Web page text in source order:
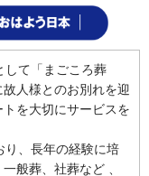
して「まごころ葬
人様とのお別れを迎
を大切にサービスを
り、長年の経験に培
般葬、社葬など 、